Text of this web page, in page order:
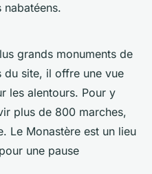
grands monuments de
du site, il offre une vue
les alentours. Pour y
plus de 800 marches,
Le Monastère est un lieu
une pause